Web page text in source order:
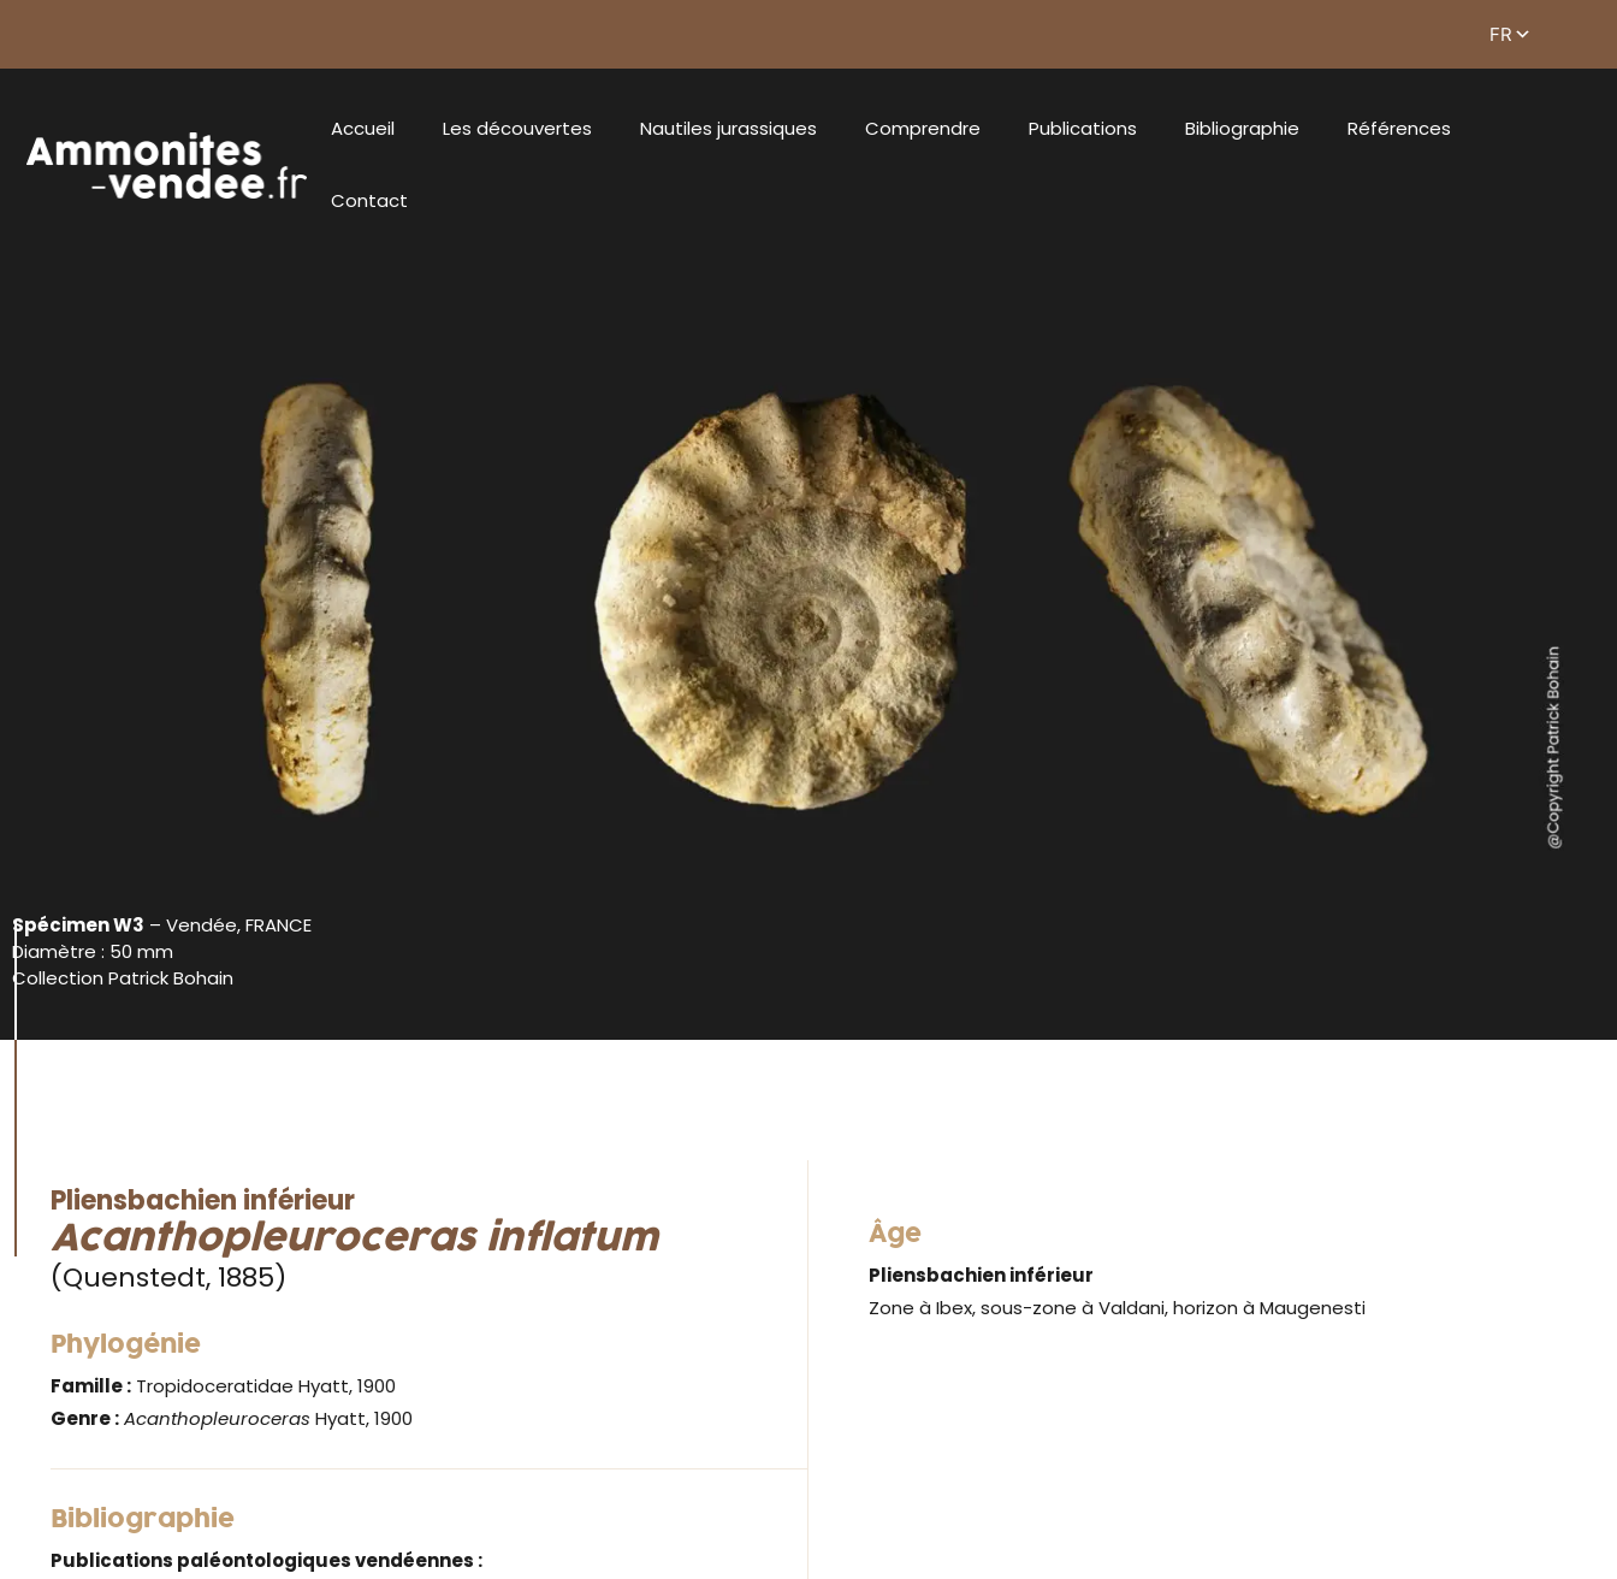
Accueil Les découvertes Nautiles jurassiques Comprendre Publications Bibliographie Références
Contact
Spécimen W3 – Vendée, FRANCE
Diamètre : 50 mm
Collection Patrick Bohain
Pliensbachien inférieur
Acanthopleuroceras inflatum
(Quenstedt, 1885)
Phylogénie
Famille : Tropidoceratidae Hyatt, 1900
Genre :Acanthopleuroceras Hyatt, 1900
Bibliographie
Publications paléontologiques vendéennes :
Âge
Pliensbachien inférieur
Zone à Ibex, sous-zone à Valdani, horizon à Maugenesti